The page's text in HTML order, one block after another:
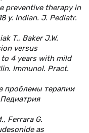
preventive therapy in
y. Indian. J. Pediatr.
T., Baker J.W.
versus
4 years with mild
Immunol. Pract.
проблемы терапии
Ferrara G.
as